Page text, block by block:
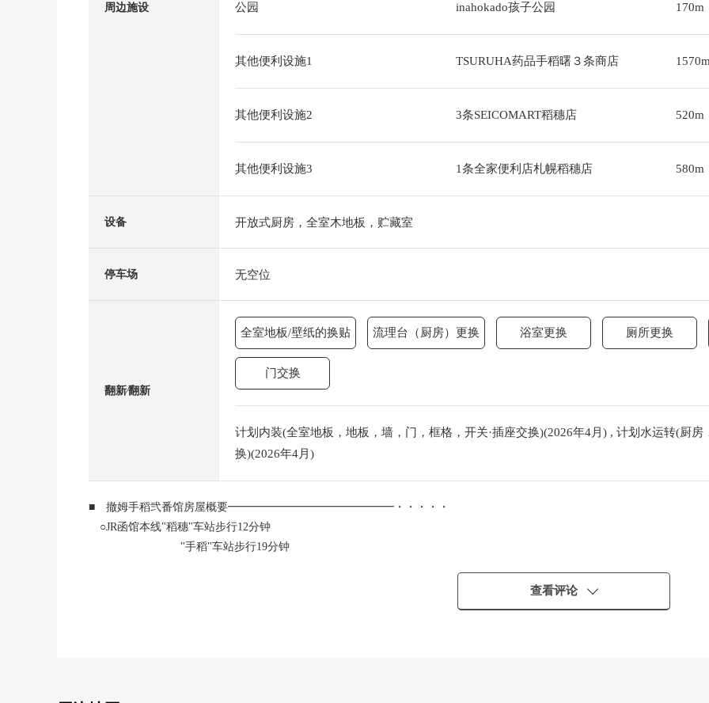
周边施设 公园 inahokado孩子公园 170m
其他便利设施1 TSURUHA药品手稻曙３条商店
其他便利设施2 3条SEICOMART稻穗店 520m
其他便利设施3 1条全家便利店札幌稻穗店 580m
设备 开放式厨房，全室木地板，贮藏室
停车场 无空位
翻新⁄翻新
全室地板/壁纸的换贴 流理台（厨房）更换 浴室更换 厕所更换
门交换
计划内装(全室地板，地板，墙，门，框格，开关·插座交换)(2026年4月) , 计划水运转(厨
换)(2026年4月)
■ 撤姆手稻弐番馆房屋概要━━━━━━━━━━━━━━━・・・・・
○JR函馆本线"稻穗"车站步行12分钟
"手稻"车站步行19分钟
查看评论